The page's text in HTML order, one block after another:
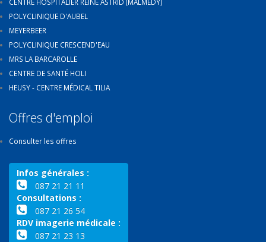
POLYCLINIQUE D'AUBEL
MEYERBEER
POLYCLINIQUE CRESCEND'EAU
MRS LA BARCAROLLE
CENTRE DE SANTÉ HOLI
HEUSY - CENTRE MÉDICAL TILIA
Offres d'emploi
Consulter les offres
Infos générales :
087 21 21 11
Consultations :
087 21 26 54
RDV imagerie médicale :
087 21 23 13